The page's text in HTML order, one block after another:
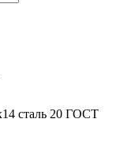
сталь 20 ГОСТ